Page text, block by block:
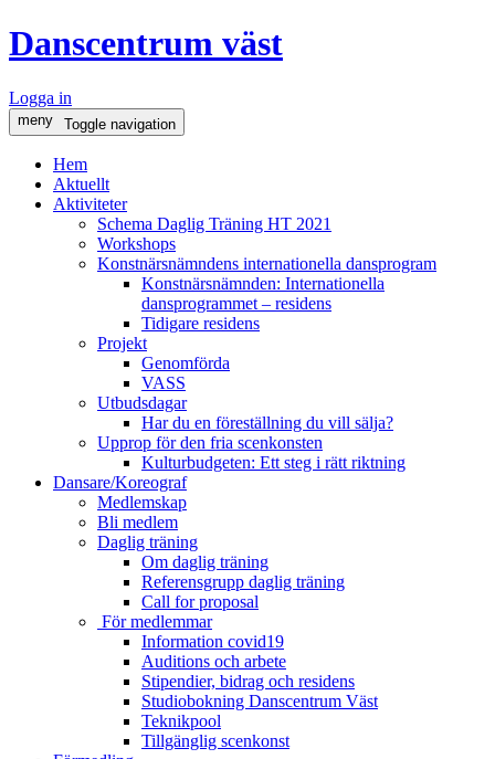
Danscentrum väst
Logga in
meny Toggle navigation
Hem
Aktuellt
Aktiviteter
Schema Daglig Träning HT 2021
Workshops
Konstnärsnämndens internationella dansprogram
Konstnärsnämnden: Internationella
dansprogrammet – residens
Tidigare residens
Projekt
Genomförda
VASS
Utbudsdagar
Har du en föreställning du vill sälja?
Upprop för den fria scenkonsten
Kulturbudgeten: Ett steg i rätt riktning
Dansare/Koreograf
Medlemskap
Bli medlem
Daglig träning
Om daglig träning
Referensgrupp daglig träning
Call for proposal
För medlemmar
Information covid19
Auditions och arbete
Stipendier, bidrag och residens
Studiobokning Danscentrum Väst
Teknikpool
Tillgänglig scenkonst